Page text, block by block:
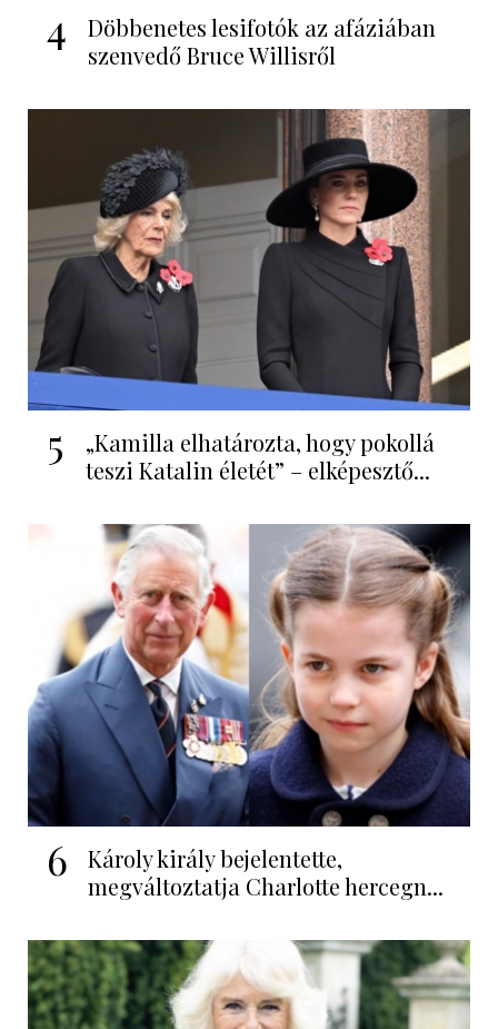
4
Döbbenetes lesifotók az afáziában
szenvedő Bruce Willisről
5
„Kamilla elhatározta, hogy pokollá
teszi Katalin életét” – elképesztő...
6
Károly király bejelentette,
megváltoztatja Charlotte hercegn...